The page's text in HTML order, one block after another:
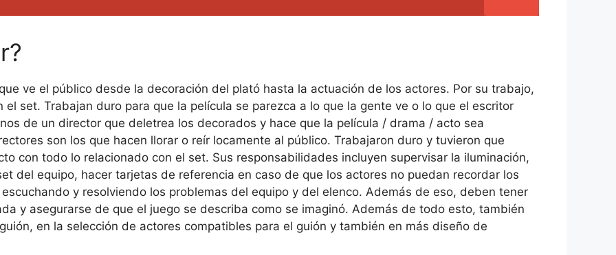
ve el público desde la decoración del plató hasta la actuación de los actores. Por su trabajo,
set. Trabajan duro para que la película se parezca a lo que la gente ve o lo que el escritor
de un director que deletrea los decorados y hace que la película / drama / acto sea
son los que hacen llorar o reír locamente al público. Trabajaron duro y tuvieron que
con todo lo relacionado con el set. Sus responsabilidades incluyen supervisar la iluminación,
del equipo, hacer tarjetas de referencia en caso de que los actores no puedan recordar los
y resolviendo los problemas del equipo y del elenco. Además de eso, deben tener
y asegurarse de que el juego se describa como se imaginó. Además de todo esto, también
en la selección de actores compatibles para el guión y también en más diseño de